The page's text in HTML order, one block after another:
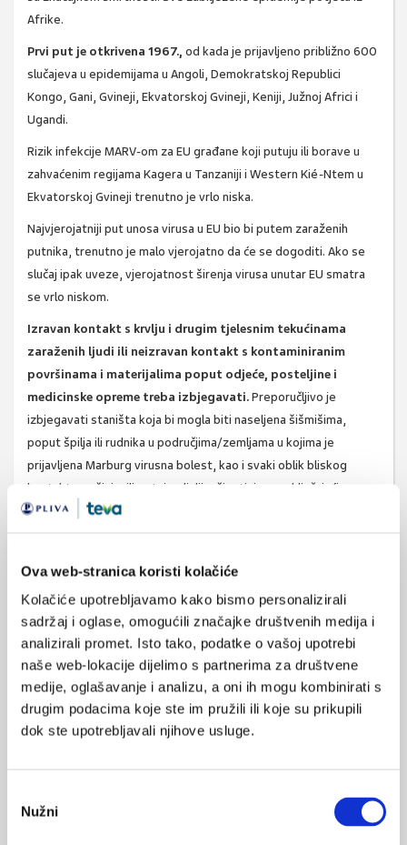
Ova web-stranica koristi kolačiće
Kolačiće upotrebljavamo kako bismo personalizirali
sadržaj i oglase, omogućili značajke društvenih medija i
analizirali promet. Isto tako, podatke o vašoj upotrebi
naše web-lokacije dijelimo s partnerima za društvene
medije, oglašavanje i analizu, a oni ih mogu kombinirati s
drugim podacima koje ste im pružili ili koje su prikupili
dok ste upotrebljavali njihove usluge.
pristanka
Nužni
Afrike.
Prvi put je otkrivena 1967., od kada je prijavljeno približno 600
slučajeva u epidemijama u Angoli, Demokratskoj Republici
Kongo, Gani, Gvineji, Ekvatorskoj Gvineji, Keniji, Južnoj Africi i
Ugandi.
Rizik infekcije MARV-om za EU građane koji putuju ili borave u
zahvaćenim regijama Kagera u Tanzaniji i Western Kié-Ntem u
Ekvatorskoj Gvineji trenutno je vrlo niska.
Najvjerojatniji put unosa virusa u EU bio bi putem zaraženih
putnika, trenutno je malo vjerojatno da će se dogoditi. Ako se
slučaj ipak uveze, vjerojatnost širenja virusa unutar EU smatra
se vrlo niskom.
Izravan kontakt s krvlju i drugim tjelesnim tekućinama
zaraženih ljudi ili neizravan kontakt s kontaminiranim
površinama i materijalima poput odjeće, posteljine i
medicinske opreme treba izbjegavati.Preporučljivo je
izbjegavati staništa koja bi mogla biti naseljena šišmišima,
poput špilja ili rudnika u područjima/zemljama u kojima je
prijavljena Marburg virusna bolest, kao i svaki oblik bliskog
kontakta sa živim ili mrtvim divljim životinjama, uključujući
majmune, šumske antilope, glodavce i šišmiše, te manipulacija ili
Izvor:Hrvatski zavod za javno zdravstvo
virusne bolesti zoonoze
epidemija
hemoragijske bolesti
SVIĐA
MI SE
0